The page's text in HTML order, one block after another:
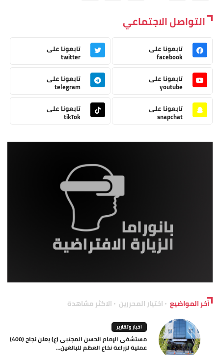
التواصل الاجتماعي
تابعونا على
facebook
تابعونا على
twitter
تابعونا على
youtube
تابعونا على
telegram
تابعونا على
snapchat
تابعونا على
tikTok
آخر المواضيع اختيار المحررين الاكثر مشاهدة
اخبار وتقارير
مستشفى الإمام الحسن المجتبى (ع) يعلن نجاح (400)
عملية لزراعة نخاع العظم للبالغين...